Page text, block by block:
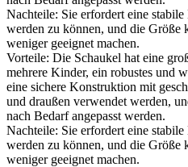
Nachteile: Sie erfordert eine
werden zu können, und die Größe
weniger geeignet machen.
Vorteile: Die Schaukel hat eine
mehrere Kinder, ein robustes und
eine sichere Konstruktion mit
und draußen verwendet werden,
nach Bedarf angepasst werden.
Nachteile: Sie erfordert eine
werden zu können, und die Größe
weniger geeignet machen.